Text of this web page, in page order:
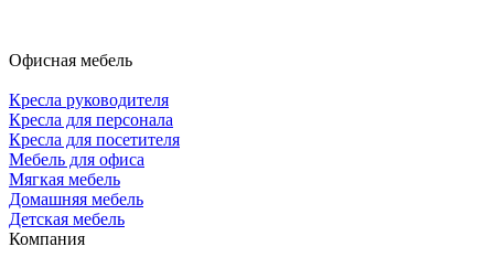
Офисная мебель
Кресла руководителя
Кресла для персонала
Кресла для посетителя
Мебель для офиса
Мягкая мебель
Домашняя мебель
Детская мебель
Компания